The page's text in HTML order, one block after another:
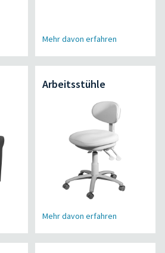
Mehr davon erfahren
Arbeitsstühle
Mehr davon erfahren